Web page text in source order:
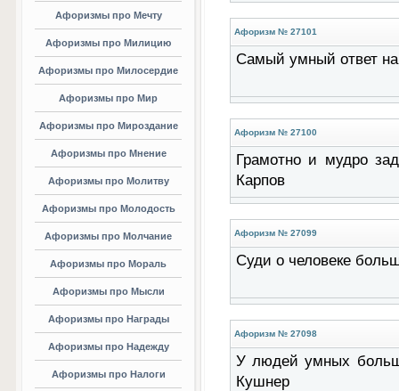
Афоризмы про Мечту
Афоризмы про Милицию
Афоризмы про Милосердие
Афоризмы про Мир
Афоризмы про Мироздание
Афоризмы про Мнение
Афоризмы про Молитву
Афоризмы про Молодость
Афоризмы про Молчание
Афоризмы про Мораль
Афоризмы про Мысли
Афоризмы про Награды
Афоризмы про Надежду
Афоризмы про Налоги
Афоризм № 27101
Самый умный ответ
Афоризм № 27100
Грамотно и мудро
Карпов
Афоризм № 27099
Суди о человеке
Афоризм № 27098
У людей умных
Кушнер